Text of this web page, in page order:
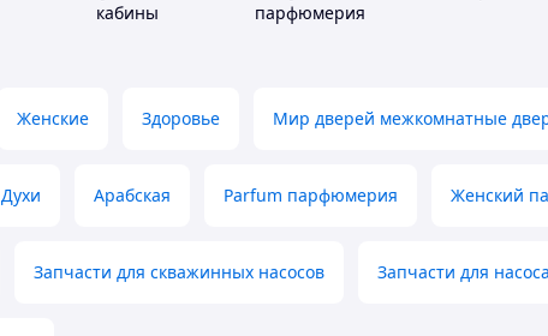
кабины
парфюмерия
Женские Здоровье Мир дверей межкомнатные
Духи Арабская Parfum парфюмерия Женский
Запчасти для скважинных насосов Запчасти для